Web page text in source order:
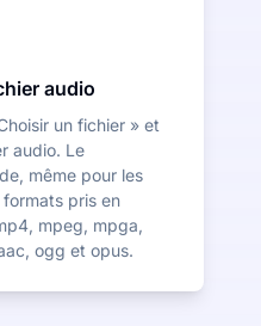
audio
un fichier » et
audio. Le
même pour les
pris en
mpeg, mpga,
ogg et opus.